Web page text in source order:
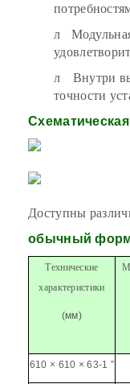
л
л
Внутри
точности
Доступны
обычный
Технические
характеристики
(мм)
610 × 610 × 63-1 ”